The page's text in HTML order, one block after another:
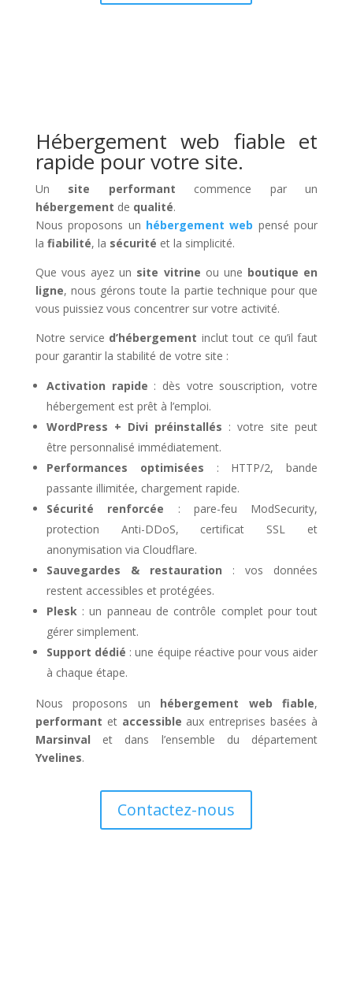
Hébergement web fiable et
rapide pour votre site.
Un site performant commence par un
hébergement de qualité.
Nous proposons un hébergement web pensé pour
la fiabilité, la sécurité et la simplicité.
Que vous ayez un site vitrine ou une boutique en
ligne, nous gérons toute la partie technique pour que
vous puissiez vous concentrer sur votre activité.
Notre service d’hébergement inclut tout ce qu’il faut
pour garantir la stabilité de votre site :
Activation rapide : dès votre souscription, votre
hébergement est prêt à l’emploi.
WordPress + Divi préinstallés : votre site peut
être personnalisé immédiatement.
Performances optimisées : HTTP/2, bande
passante illimitée, chargement rapide.
Sécurité renforcée : pare-feu ModSecurity,
protection Anti-DDoS, certificat SSL et
anonymisation via Cloudflare.
Sauvegardes & restauration : vos données
restent accessibles et protégées.
Plesk: un panneau de contrôle complet pour tout
gérer simplement.
Support dédié : une équipe réactive pour vous aider
à chaque étape.
Nous proposons un hébergement web fiable,
performant et accessible aux entreprises basées à
Marsinval et dans l’ensemble du département
Yvelines.
Contactez-nous